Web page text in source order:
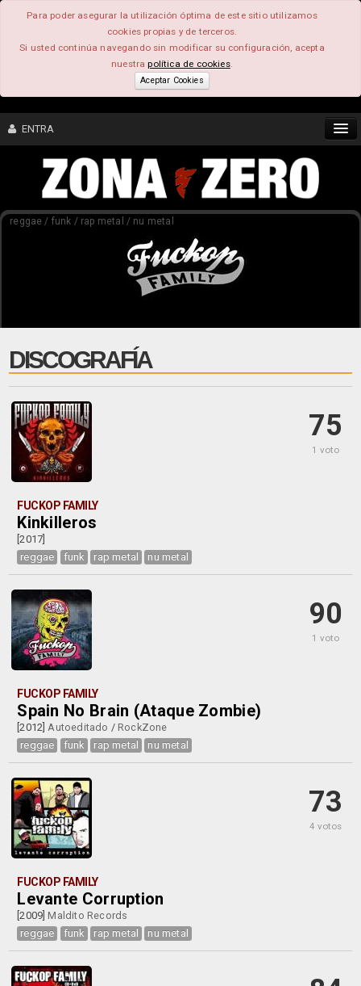
Para poder asegurar la utilización óptima de este sitio utilizamos
cookies propias y de terceros.
Si usted continúa navegando sin modificar su configuración, acepta
nuestrapolítica de cookies.
Aceptar Cookies
ENTRA
CONTENIDO
reggae / funk / rap metal / nu metal
DISCOGRAFÍA
75
1 voto
FUCKOP FAMILY
Kinkilleros
[2017]
reggae
funk rap metal nu metal
90
1 voto
FUCKOP FAMILY
Spain No Brain (Ataque Zombie)
[2012]Autoeditado / RockZone
reggae
funk rap metal nu metal
73
4 votos
FUCKOP FAMILY
Levante Corruption
[2009] Maldito Records
reggae
funk rap metal nu metal